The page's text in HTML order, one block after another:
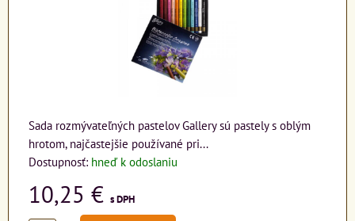
Sada rozmývateľných pastelov Gallery sú pastely s oblým
hrotom, najčastejšie používané pri...
Dostupnosť: hneď k odoslaniu
10,25 € s DPH